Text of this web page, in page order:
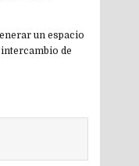
un espacio
de